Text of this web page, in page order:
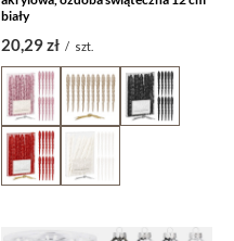
biały
20,29 zł / szt.